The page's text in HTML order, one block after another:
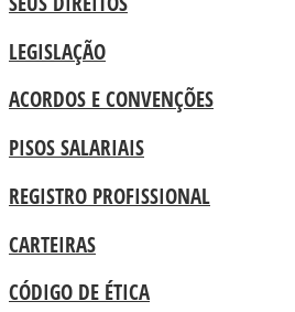
LEGISLAÇÃO
ACORDOS E CONVENÇÕES
PISOS SALARIAIS
REGISTRO PROFISSIONAL
CARTEIRAS
CÓDIGO DE ÉTICA